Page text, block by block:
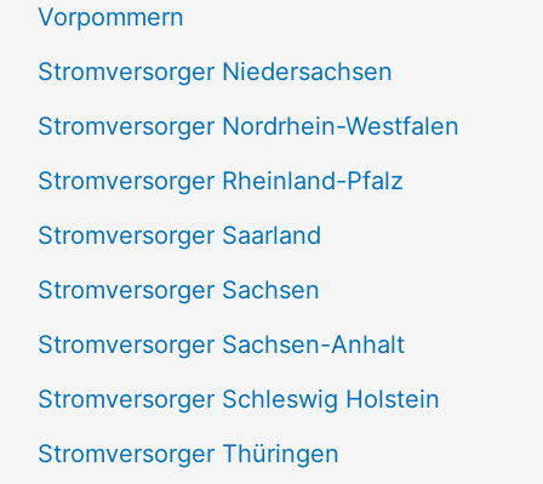
Vorpommern
Stromversorger Niedersachsen
Stromversorger Nordrhein-Westfalen
Stromversorger Rheinland-Pfalz
Stromversorger Saarland
Stromversorger Sachsen
Stromversorger Sachsen-Anhalt
Stromversorger Schleswig Holstein
Stromversorger Thüringen